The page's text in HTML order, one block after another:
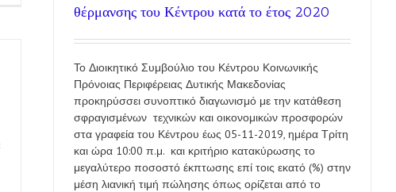
θέρμανσης του Κέντρου κατά το έτος 2020
Το Διοικητικό Συμβούλιο του Κέντρου Κοινωνικής
Πρόνοιας Περιφέρειας Δυτικής Μακεδονίας
προκηρύσσει συνοπτικό διαγωνισμό με την κατάθεση
σφραγισμένων τεχνικών και οικονομικών προσφορών
στα γραφεία του Κέντρου έως 05-11-2019, ημέρα Τρίτη
και ώρα 10:00 π.μ. και κριτήριο κατακύρωσης το
μεγαλύτερο ποσοστό έκπτωσης επί τοις εκατό (%) στην
μέση λιανική τιμή πώλησης όπως ορίζεται από το